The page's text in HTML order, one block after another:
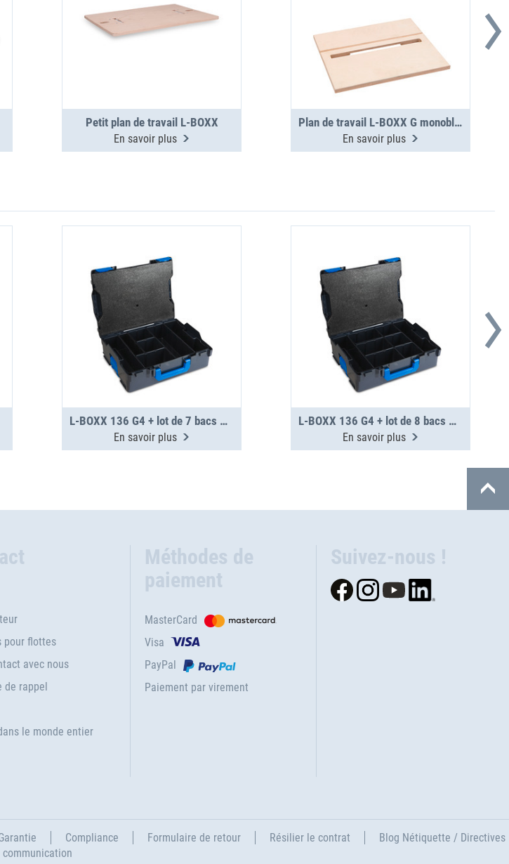
Petit plan de travail L-BOXX
En savoir plus
Plan de travail L-BOXX G monobloc
En savoir plus
L-BOXX 136 G4 + lot de 7 bacs H95
En savoir plus
L-BOXX 136 G4 + lot de 8 bacs H95
En savoir plus
pour flottes
avec nous
de rappel
le monde entier
Méthodes de
paiement
MasterCard
Visa
PayPal
Paiement par virement
Suivez-nous !
Compliance Formulaire de retour Résilier le contrat
Blog Nétiquette / Directives
communication